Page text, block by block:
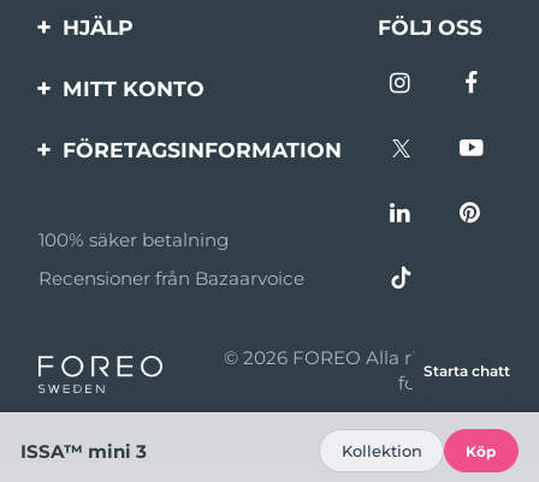
HJÄLP
Kontakta oss
FÖLJ OSS
MITT KONTO
Produktregistrering
FÖRETAGSINFORMATION
Affiliateprogram
Affiliate-nyheter
Återförsäljare
100% säker betalning
Recensioner från Bazaarvoice
© 2026 FOREO Alla rättigheter
förbehållna
Starta chatt
ISSA™ mini 3 Kollektion Köp